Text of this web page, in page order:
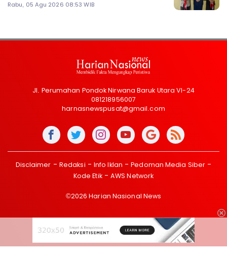
Rabu, 05 Agu 2026 08:53 WIB
Jl. Perumahan Pondok Nirwana Baruk Utara VI-24
081218956007
harnasnewspusat@gmail.com
Disclaimer Redaksi Info Iklan
Pedoman Media Siber
Kode Etik
AWS Network
©2026 Harian Nasional News